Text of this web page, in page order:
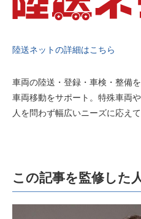
陸送ネットの詳細はこちら
車両の陸送・登録・車検・整備
車両移動をサポート。特殊車両
人を問わず幅広いニーズに応えて
この記事を監修した